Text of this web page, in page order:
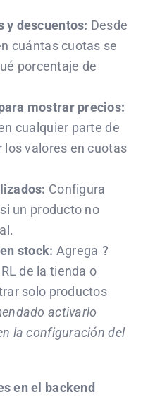
y descuentos: Desde
cuántas cuotas se
porcentaje de
mostrar precios:
cualquier parte de
los valores en cuotas
Configura
un producto no
stock: Agrega ?
de la tienda o
solo productos
activarlo
la configuración del
en el backend